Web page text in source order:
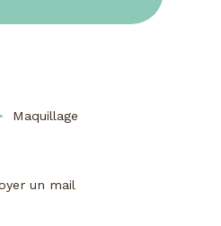
Maquillage
un mail